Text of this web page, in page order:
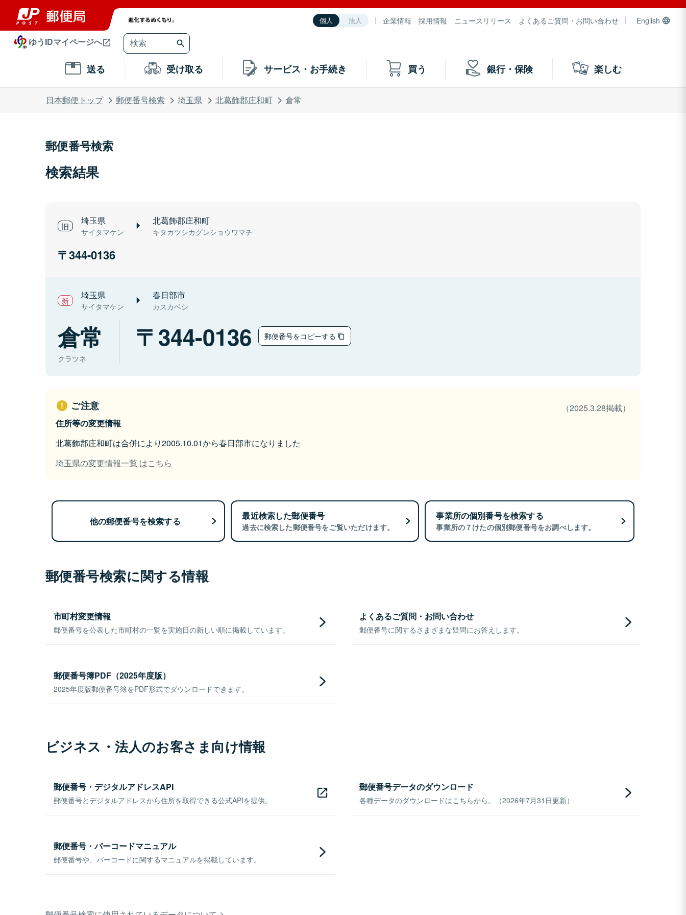
個人 法人 企業情報 採用情報 ニュースリリース よくあるご質問・お問い合わせ English
ゆうIDマイページへ
送る 受け取る サービス・お手続き 買う 銀行・保険 楽しむ
日本郵便トップ 郵便番号検索 埼玉県 北葛飾郡庄和町 倉常
郵便番号検索
検索結果
埼玉県
サイタマケン
北葛飾郡庄和町
キタカツシカグンショウワマチ
344-0136
埼玉県
サイタマケン
春日部市
カスカベシ
倉常
クラツネ
344-0136 郵便番号をコピーする
ご注意
（2025.3.28掲載）
住所等の変更情報
北葛飾郡庄和町は合併により2005.10.01から春日部市になりました
埼玉県の変更情報一覧 はこちら
他の郵便番号を検索する 最近検索した郵便番号
過去に検索した郵便番号をご覧いただけます。
事業所の個別番号を検索する
事業所の７けたの個別郵便番号をお調べします。
郵便番号検索に関する情報
市町村変更情報
郵便番号を公表した市町村の一覧を実施日の新しい順に掲載しています。
よくあるご質問・お問い合わせ
郵便番号に関するさまざまな疑問にお答えします。
郵便番号簿PDF（2025年度版）
2025年度版郵便番号簿をPDF形式でダウンロードできます。
ビジネス・法人のお客さま向け情報
郵便番号・デジタルアドレスAPI
郵便番号とデジタルアドレスから住所を取得できる公式APIを提供。
郵便番号データのダウンロード
各種データのダウンロードはこちらから。（2026年7月31日更新）
郵便番号・バーコードマニュアル
郵便番号や、バーコードに関するマニュアルを掲載しています。